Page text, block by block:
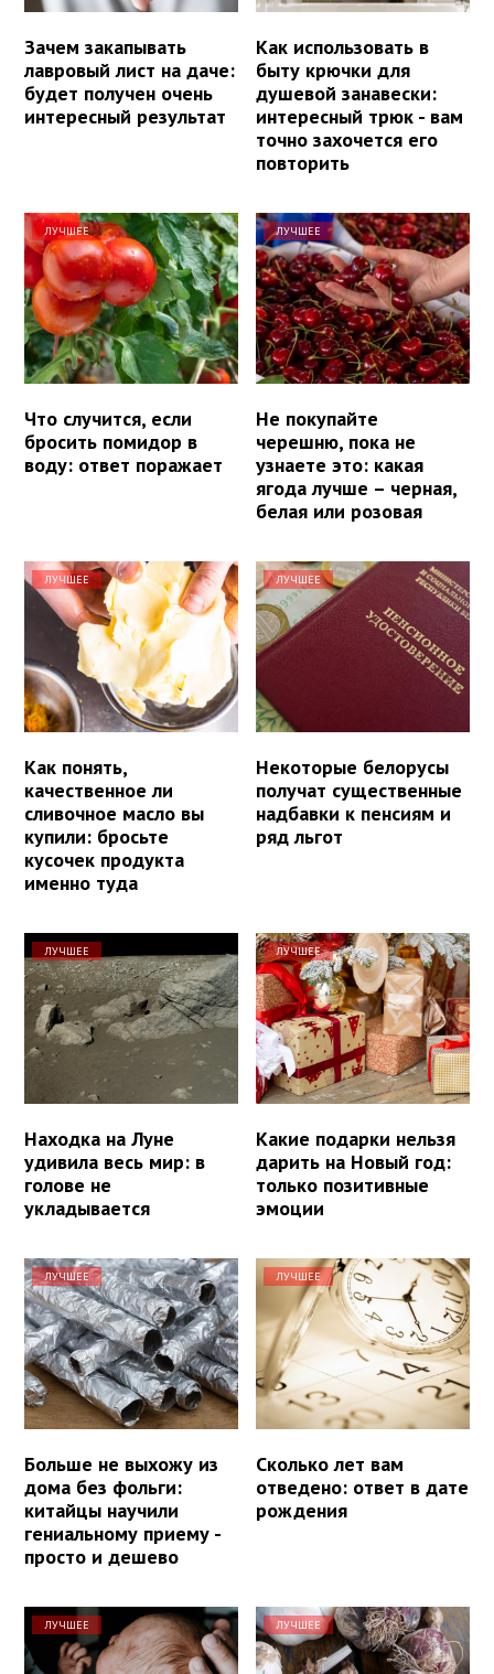
Зачем закапывать
лавровый лист на даче:
будет получен очень
интересный результат
Как использовать в
быту крючки для
душевой занавески:
интересный трюк - вам
точно захочется его
повторить
ЛУЧШЕЕ
Что случится, если
бросить помидор в
воду: ответ поражает
ЛУЧШЕЕ
Не покупайте
черешню, пока не
узнаете это: какая
ягода лучше – черная,
белая или розовая
ЛУЧШЕЕ
Как понять,
качественное ли
сливочное масло вы
купили: бросьте
кусочек продукта
именно туда
ЛУЧШЕЕ
Некоторые белорусы
получат существенные
надбавки к пенсиям и
ряд льгот
ЛУЧШЕЕ
Находка на Луне
удивила весь мир: в
голове не
укладывается
ЛУЧШЕЕ
Какие подарки нельзя
дарить на Новый год:
только позитивные
эмоции
ЛУЧШЕЕ
Больше не выхожу из
дома без фольги:
китайцы научили
гениальному приему -
просто и дешево
ЛУЧШЕЕ
Сколько лет вам
отведено: ответ в дате
рождения
ЛУЧШЕЕ ЛУЧШЕЕ